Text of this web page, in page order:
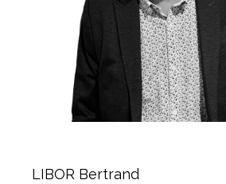
LIBOR Bertrand